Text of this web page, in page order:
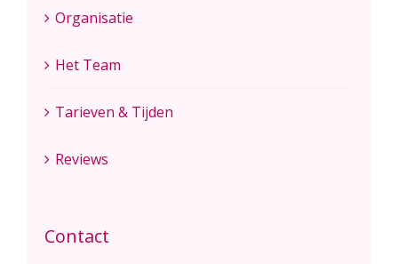
Organisatie
Het Team
Tarieven & Tijden
Reviews
Contact